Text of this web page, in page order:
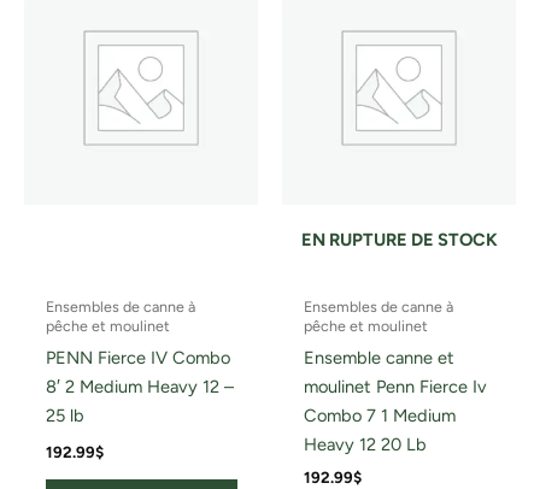
Ensembles de canne à
pêche et moulinet
PENN Fierce IV Combo
8′ 2 Medium Heavy 12 –
25 lb
192.99$
EN RUPTURE DE STOCK
Ensembles de canne à
pêche et moulinet
Ensemble canne et
moulinet Penn Fierce Iv
Combo 7 1 Medium
Heavy 12 20 Lb
192.99$